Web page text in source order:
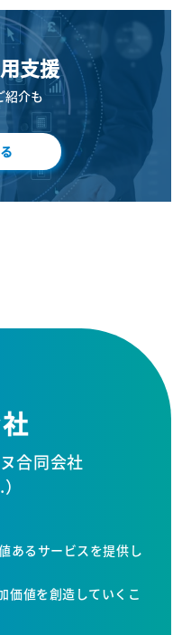
支援
紹介も
合同会社
あるサービスを提供し
価値を創造していくこ